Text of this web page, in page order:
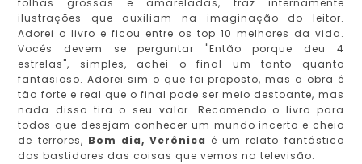
folhas grossas e amareladas, traz internamente
ilustrações que auxiliam na imaginação do leitor.
Adorei o livro e ficou entre os top 10 melhores da vida.
Vocês devem se perguntar "Então porque deu 4
estrelas", simples, achei o final um tanto quanto
fantasioso. Adorei sim o que foi proposto, mas a obra é
tão forte e real que o final pode ser meio destoante, mas
nada disso tira o seu valor. Recomendo o livro para
todos que desejam conhecer um mundo incerto e cheio
de terrores, Bom dia, Verônica é um relato fantástico
dos bastidores das coisas que vemos na televisão.